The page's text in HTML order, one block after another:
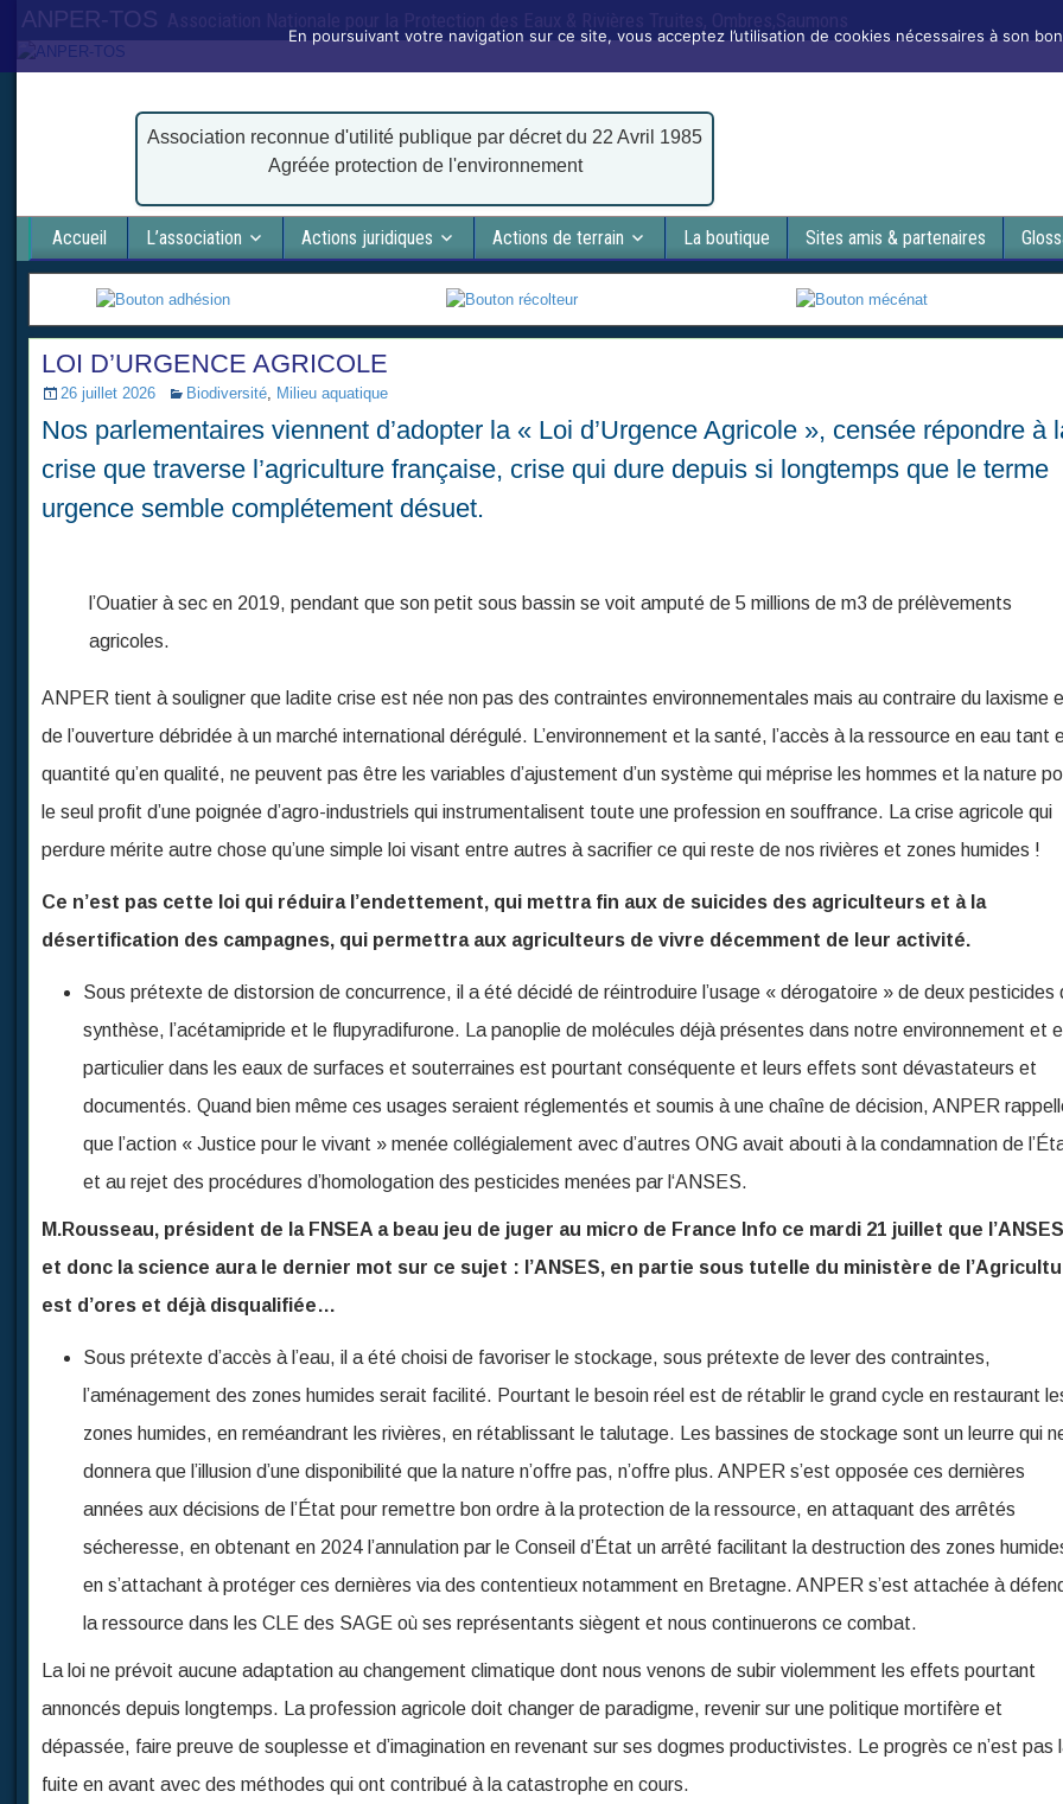
ANPER-TOS
Association reconnue d'utilité publique par décret du 22 Avril 1985
Agréée protection de l'environnement
Accueil L’association Actions juridiques Actions de terrain La boutique Sites amis & partenaires
LOI D’URGENCE AGRICOLE
26 juillet 2026 Biodiversité, Milieu aquatique
Nos parlementaires viennent d’adopter la « Loi d’Urgence Agricole », censée répondre à
crise que traverse l’agriculture française, crise qui dure depuis si longtemps que le terme
urgence semble complétement désuet.
l’Ouatier à sec en 2019, pendant que son petit sous bassin se voit amputé de 5 millions de m3 de prélèvements
agricoles.
ANPER tient à souligner que ladite crise est née non pas des contraintes environnementales mais au contraire du laxisme
de l’ouverture débridée à un marché international dérégulé. L’environnement et la santé, l’accès à la ressource en eau tant
quantité qu’en qualité, ne peuvent pas être les variables d’ajustement d’un système qui méprise les hommes et la nature
le seul profit d’une poignée d’agro-industriels qui instrumentalisent toute une profession en souffrance. La crise agricole qui
perdure mérite autre chose qu’une simple loi visant entre autres à sacrifier ce qui reste de nos rivières et zones humides !
Ce n’est pas cette loi qui réduira l’endettement, qui mettra fin aux de suicides des agriculteurs et à la
désertification des campagnes, qui permettra aux agriculteurs de vivre décemment de leur activité.
Sous prétexte de distorsion de concurrence, il a été décidé de réintroduire l’usage « dérogatoire » de deux pesticides
synthèse, l’acétamipride et le flupyradifurone. La panoplie de molécules déjà présentes dans notre environnement et
particulier dans les eaux de surfaces et souterraines est pourtant conséquente et leurs effets sont dévastateurs et
documentés. Quand bien même ces usages seraient réglementés et soumis à une chaîne de décision, ANPER
que l’action « Justice pour le vivant » menée collégialement avec d’autres ONG avait abouti à la condamnation de
et au rejet des procédures d’homologation des pesticides menées par l‘ANSES.
M.Rousseau, président de la FNSEA a beau jeu de juger au micro de France Info ce mardi 21 juillet que l’ANSES
et donc la science aura le dernier mot sur ce sujet : l’ANSES, en partie sous tutelle du ministère de
est d’ores et déjà disqualifiée…
Sous prétexte d’accès à l’eau, il a été choisi de favoriser le stockage, sous prétexte de lever des contraintes,
l’aménagement des zones humides serait facilité. Pourtant le besoin réel est de rétablir le grand cycle en restaurant
zones humides, en reméandrant les rivières, en rétablissant le talutage. Les bassines de stockage sont un leurre qui
donnera que l’illusion d’une disponibilité que la nature n’offre pas, n’offre plus. ANPER s’est opposée ces dernières
années aux décisions de l’État pour remettre bon ordre à la protection de la ressource, en attaquant des arrêtés
sécheresse, en obtenant en 2024 l’annulation par le Conseil d’État un arrêté facilitant la destruction des zones
en s’attachant à protéger ces dernières via des contentieux notamment en Bretagne. ANPER s’est attachée à
la ressource dans les CLE des SAGE où ses représentants siègent et nous continuerons ce combat.
La loi ne prévoit aucune adaptation au changement climatique dont nous venons de subir violemment les effets pourtant
annoncés depuis longtemps. La profession agricole doit changer de paradigme, revenir sur une politique mortifère et
dépassée, faire preuve de souplesse et d’imagination en revenant sur ses dogmes productivistes. Le progrès ce n’est pas
fuite en avant avec des méthodes qui ont contribué à la catastrophe en cours.
En poursuivant votre navigation sur ce site, vous acceptez l’utilisation de cookies nécessaires à son